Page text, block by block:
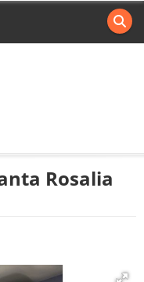
Rosalia